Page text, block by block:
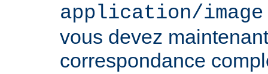
application/
vous devez
correspondance